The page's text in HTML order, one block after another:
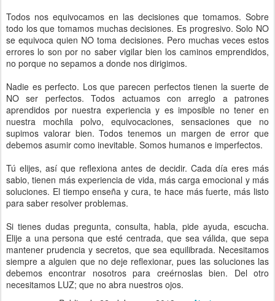
Todos nos equivocamos en las decisiones que tomamos. Sobre
todo los que tomamos muchas decisiones. Es progresivo. Solo NO
se equivoca quien NO toma decisiones. Pero muchas veces estos
errores lo son por no saber vigilar bien los caminos emprendidos,
no porque no sepamos a donde nos dirigimos.
Nadie es perfecto. Los que parecen perfectos tienen la suerte de
NO ser perfectos. Todos actuamos con arreglo a patrones
aprendidos por nuestra experiencia y es imposible no tener en
nuestra mochila polvo, equivocaciones, sensaciones que no
supimos valorar bien. Todos tenemos un margen de error que
debemos asumir como inevitable. Somos humanos e imperfectos.
Tú elijes, así que reflexiona antes de decidir. Cada día eres más
sabio, tienen más experiencia de vida, más carga emocional y más
soluciones. El tiempo enseña y cura, te hace más fuerte, más listo
para saber resolver problemas.
Si tienes dudas pregunta, consulta, habla, pide ayuda, escucha.
Elije a una persona que esté centrada, que sea válida, que sepa
mantener prudencia y secretos, que sea equilibrada. Necesitamos
siempre a alguien que no deje reflexionar, pues las soluciones las
debemos encontrar nosotros para creérnoslas bien. Del otro
necesitamos LUZ; que no abra nuestros ojos.